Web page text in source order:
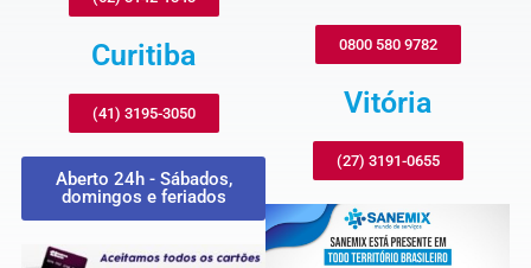
Curitiba
(41) 3195-3050
Aberto 24h - Sábados,
domingos e feriados
0800 580 9782
Vitória
(27) 3191-0655